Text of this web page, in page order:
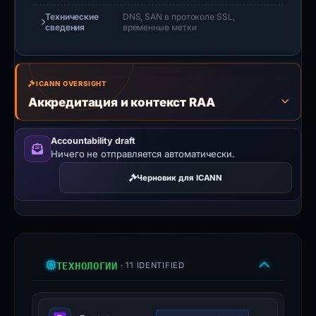
Технические
сведения
DNS, SAN в протоколе SSL,
временные метки
ICANN OVERSIGHT
Аккредитация и контекст RAA
Accountability draft
Ничего не отправляется автоматически.
Черновик для ICANN
ТЕХНОЛОГИИ · 11 IDENTIFIED